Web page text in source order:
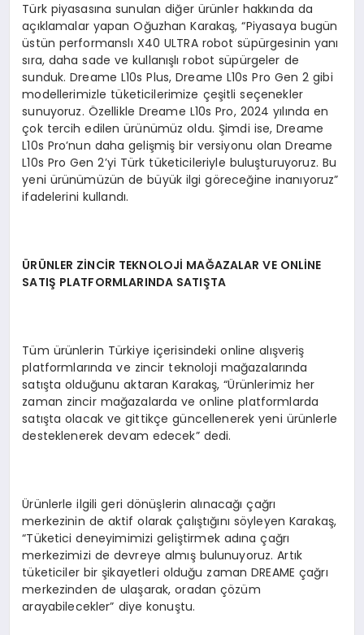
Türk piyasasına sunulan diğer ürünler hakkında da
açıklamalar yapan Oğuzhan Karakaş, “Piyasaya bugün
üstün performanslı X40 ULTRA robot süpürgesinin yanı
sıra, daha sade ve kullanışlı robot süpürgeler de
sunduk. Dreame L10s Plus, Dreame L10s Pro Gen 2 gibi
modellerimizle tüketicilerimize çeşitli seçenekler
sunuyoruz. Özellikle Dreame L10s Pro, 2024 yılında en
çok tercih edilen ürünümüz oldu. Şimdi ise, Dreame
L10s Pro’nun daha gelişmiş bir versiyonu olan Dreame
L10s Pro Gen 2’yi Türk tüketicileriyle buluşturuyoruz. Bu
yeni ürünümüzün de büyük ilgi göreceğine inanıyoruz”
ifadelerini kullandı.
ÜRÜNLER ZİNCİR TEKNOLOJİ MAĞAZALAR VE ONLİNE
SATIŞ PLATFORMLARINDA SATIŞTA
Tüm ürünlerin Türkiye içerisindeki online alışveriş
platformlarında ve zincir teknoloji mağazalarında
satışta olduğunu aktaran Karakaş, “Ürünlerimiz her
zaman zincir mağazalarda ve online platformlarda
satışta olacak ve gittikçe güncellenerek yeni ürünlerle
desteklenerek devam edecek” dedi.
Ürünlerle ilgili geri dönüşlerin alınacağı çağrı
merkezinin de aktif olarak çalıştığını söyleyen Karakaş,
“Tüketici deneyimimizi geliştirmek adına çağrı
merkezimizi de devreye almış bulunuyoruz. Artık
tüketiciler bir şikayetleri olduğu zaman DREAME çağrı
merkezinden de ulaşarak, oradan çözüm
arayabilecekler” diye konuştu.